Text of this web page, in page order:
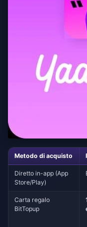
Metodo di acquisto
Diretto in-app (App
Store/Play)
Carta regalo
BitTopup